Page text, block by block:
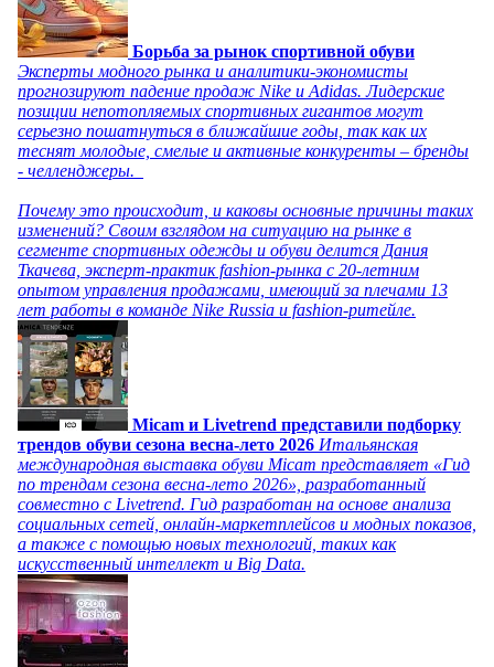
Борьба за рынок спортивной обуви
Эксперты модного рынка и аналитики-экономисты
прогнозируют падение продаж Nike и Adidas. Лидерские
позиции непотопляемых спортивных гигантов могут
серьезно пошатнуться в ближайшие годы, так как их
теснят молодые, смелые и активные конкуренты – бренды
- челленджеры.
Почему это происходит, и каковы основные причины таких
изменений? Своим взглядом на ситуацию на рынке в
сегменте спортивных одежды и обуви делится Дания
Ткачева, эксперт-практик fashion-рынка с 20-летним
опытом управления продажами, имеющий за плечами 13
лет работы в команде Nike Russia и fashion-ритейле.
Micam и Livetrend представили подборку
трендов обуви сезона весна-лето 2026 Итальянская
международная выставка обуви Micam представляет «Гид
по трендам сезона весна-лето 2026», разработанный
совместно с Livetrend. Гид разработан на основе анализа
социальных сетей, онлайн-маркетплейсов и модных показов,
а также с помощью новых технологий, таких как
искусственный интеллект и Big Data.